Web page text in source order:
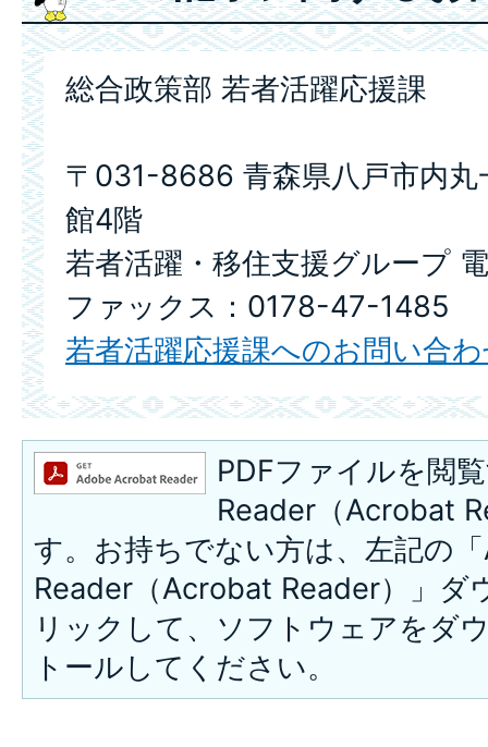
総合政策部 若者活躍応援課
〒031-8686 青森県八戸市内丸
館4階
若者活躍・移住支援グループ
ファックス：0178-47-1485
若者活躍応援課へのお問い合
PDFファイルを閲
Reader（Acrobat
す。お持ちでない方は、左記の
Reader（Acrobat Reader）」ダ
リックして、ソフトウェアをダ
トールしてください。